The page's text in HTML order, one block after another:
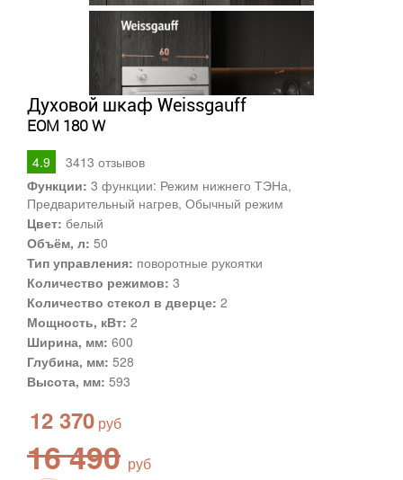
Духовой шкаф Weissgauff
EOM 180 W
4.9 3413 отзывов
Функции: 3 функции: Режим нижнего ТЭНа,
Предварительный нагрев, Обычный режим
Цвет: белый
Объём, л: 50
Тип управления: поворотные рукоятки
Количество режимов: 3
Количество стекол в дверце: 2
Мощность, кВт: 2
Ширина, мм: 600
Глубина, мм: 528
Высота, мм: 593
12 370
16 490